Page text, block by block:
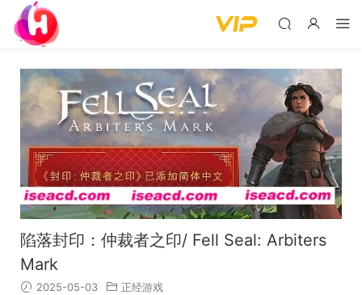
陷落封印：仲裁者之印/ Fell Seal: Arbiters
Mark
2025-05-03 正经游戏